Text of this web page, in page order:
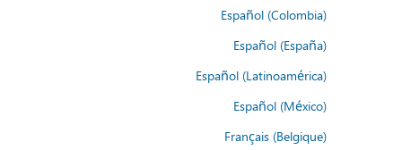
Español (Colombia)
Español (España)
Español (Latinoamérica)
Español (México)
Français (Belgique)